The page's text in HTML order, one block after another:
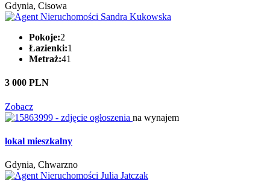
Gdynia, Cisowa
Pokoje:2
Łazienki:1
Metraż:41
3 000 PLN
Zobacz
na wynajem
lokal mieszkalny
Gdynia, Chwarzno